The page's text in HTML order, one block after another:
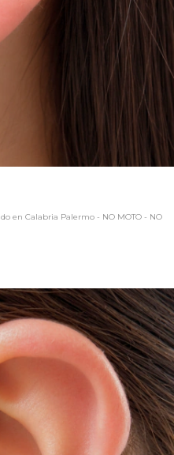
en Calabria Palermo - NO MOTO - NO